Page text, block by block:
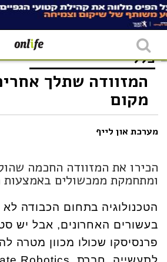
כללי
המזוודה שתלך
מקום
מערכת און לייף
הכירו את המזוודה החכמה
ומתחמקת ממכשולים באמצעות
הטכנולוגיה בתחום הכבודה
בעשורים האחרונים, אבל יש
פרנסיסקו שכולו מכוון מטרה